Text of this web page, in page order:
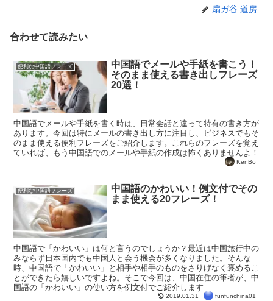
扇ガ谷 道房
合わせて読みたい
便利な中国語フレーズ
中国語でメールや手紙を書こう！
そのまま使える書き出しフレーズ
20選！
中国語でメールや手紙を書く時は、日常会話と違って特有の書き方が
あります。今回は特にメールの書き出し方に注目し、ビジネスでもそ
のまま使える便利フレーズをご紹介します。これらのフレーズを覚え
ていれば、もう中国語でのメールや手紙の作成は怖くありませんよ！
KenBo
便利な中国語フレーズ
中国語のかわいい！例文付でその
まま使える20フレーズ！
中国語で「かわいい」は何と言うのでしょうか？最近は中国旅行中の
みならず日本国内でも中国人と会う機会が多くなりました。そんな
時、中国語で「かわいい」と相手や相手のものをさりげなく褒めるこ
とができたら嬉しいですよね。そこで今回は、中国在住の筆者が、中
国語の「かわいい」の使い方を例文付でご紹介します
2019.01.31 funfunchina01